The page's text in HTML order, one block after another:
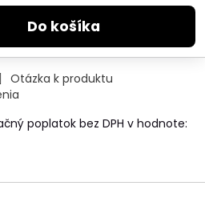
Do košíka
Otázka k produktu
poplatok bez DPH v hodnote: